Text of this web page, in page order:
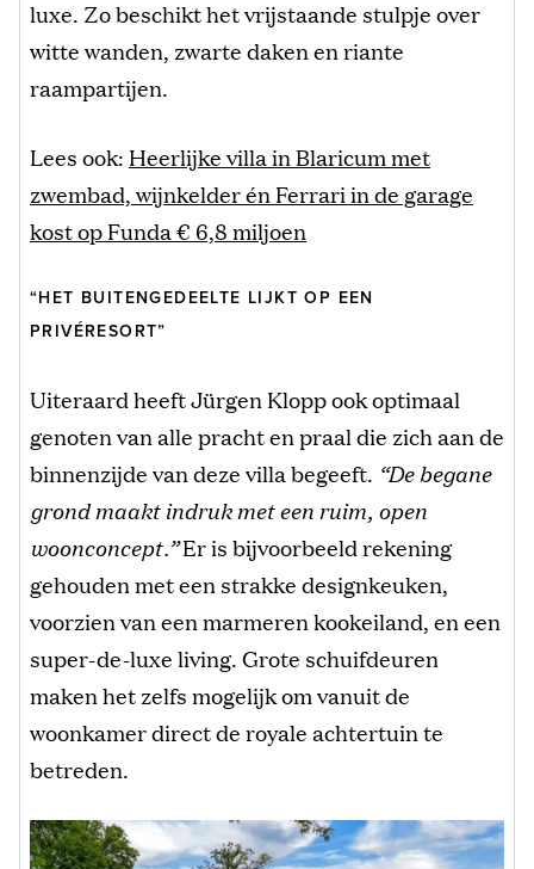
luxe. Zo beschikt het vrijstaande stulpje over
witte wanden, zwarte daken en riante
raampartijen.
Lees ook: Heerlijke villa in Blaricum met
zwembad, wijnkelder én Ferrari in de garage
kost op Funda € 6,8 miljoen
“HET BUITENGEDEELTE LIJKT OP EEN
PRIVÉRESORT”
Uiteraard heeft Jürgen Klopp ook optimaal
genoten van alle pracht en praal die zich aan de
binnenzijde van deze villa begeeft. “De begane
grond maakt indruk met een ruim, open
woonconcept.”Er is bijvoorbeeld rekening
gehouden met een strakke designkeuken,
voorzien van een marmeren kookeiland, en een
super-de-luxe living. Grote schuifdeuren
maken het zelfs mogelijk om vanuit de
woonkamer direct de royale achtertuin te
betreden.